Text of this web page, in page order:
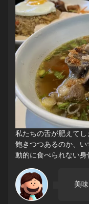
私たちの舌が肥えて
飽きつつあるのか、
動的に食べられない身
美